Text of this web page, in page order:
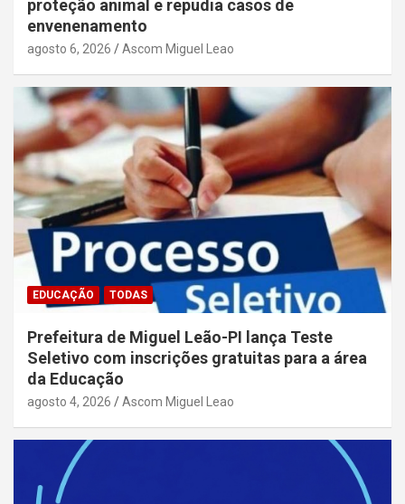
proteção animal e repudia casos de
envenenamento
agosto 6, 2026 Ascom Miguel Leao
EDUCAÇÃO TODAS
Prefeitura de Miguel Leão-PI lança Teste
Seletivo com inscrições gratuitas para a área
da Educação
agosto 4, 2026 Ascom Miguel Leao